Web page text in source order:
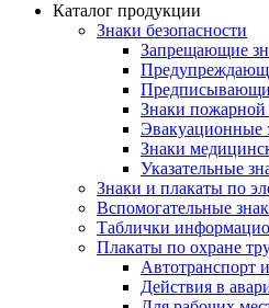
Каталог продукции
Знаки безопасности
Запрещающие
Знаки пожарной
Эвакуационные
Знаки
Указательные
Знаки и плакаты по
Вспомогательные
Таблички
Плакаты по охране
Автотранспорт
Действия в